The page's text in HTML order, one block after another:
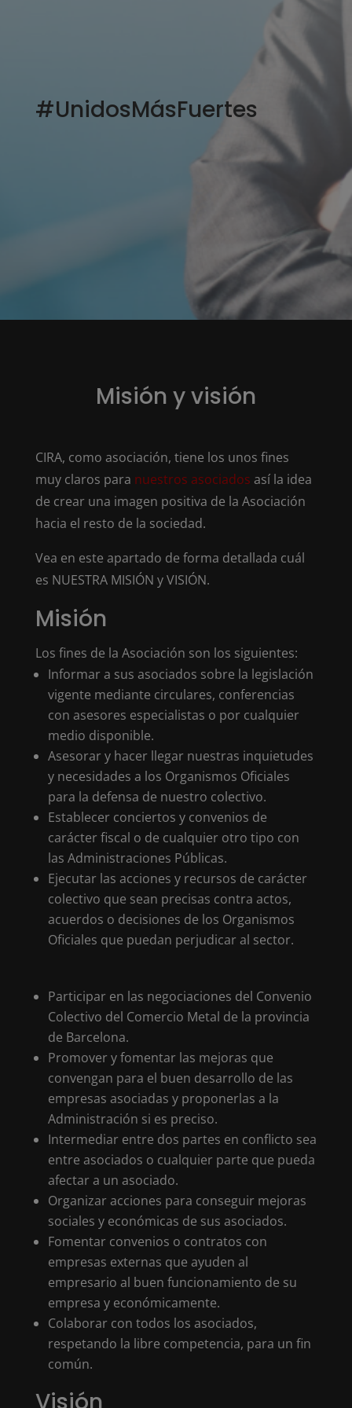
#UnidosMásFuertes
Misión y visión
CIRA, como asociación, tiene los unos fines
muy claros para nuestros asociados así la idea
de crear una imagen positiva de la Asociación
hacia el resto de la sociedad.
Vea en este apartado de forma detallada cuál
es NUESTRA MISIÓN y VISIÓN.
Misión
Los fines de la Asociación son los siguientes:
Informar a sus asociados sobre la legislación
vigente mediante circulares, conferencias
con asesores especialistas o por cualquier
medio disponible.
Asesorar y hacer llegar nuestras inquietudes
y necesidades a los Organismos Oficiales
para la defensa de nuestro colectivo.
Establecer conciertos y convenios de
carácter fiscal o de cualquier otro tipo con
las Administraciones Públicas.
Ejecutar las acciones y recursos de carácter
colectivo que sean precisas contra actos,
acuerdos o decisiones de los Organismos
Oficiales que puedan perjudicar al sector.
Participar en las negociaciones del Convenio
Colectivo del Comercio Metal de la provincia
de Barcelona.
Promover y fomentar las mejoras que
convengan para el buen desarrollo de las
empresas asociadas y proponerlas a la
Administración si es preciso.
Intermediar entre dos partes en conflicto sea
entre asociados o cualquier parte que pueda
afectar a un asociado.
Organizar acciones para conseguir mejoras
sociales y económicas de sus asociados.
Fomentar convenios o contratos con
empresas externas que ayuden al
empresario al buen funcionamiento de su
empresa y económicamente.
Colaborar con todos los asociados,
respetando la libre competencia, para un fin
común.